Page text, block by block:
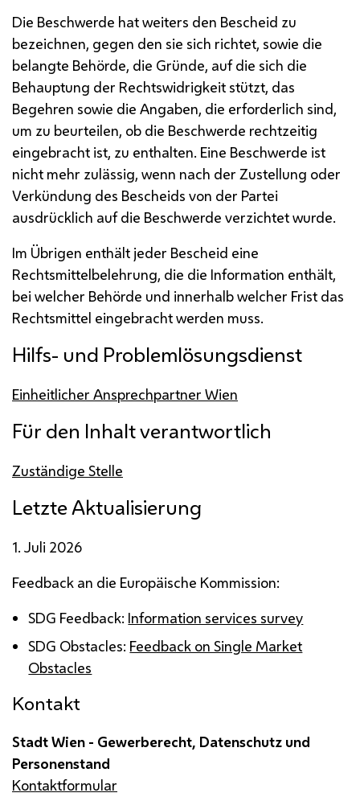
Die Beschwerde hat weiters den Bescheid zu
bezeichnen, gegen den sie sich richtet, sowie die
belangte Behörde, die Gründe, auf die sich die
Behauptung der Rechtswidrigkeit stützt, das
Begehren sowie die Angaben, die erforderlich sind,
um zu beurteilen, ob die Beschwerde rechtzeitig
eingebracht ist, zu enthalten. Eine Beschwerde ist
nicht mehr zulässig, wenn nach der Zustellung oder
Verkündung des Bescheids von der Partei
ausdrücklich auf die Beschwerde verzichtet wurde.
Im Übrigen enthält jeder Bescheid eine
Rechtsmittelbelehrung, die die Information enthält,
bei welcher Behörde und innerhalb welcher Frist das
Rechtsmittel eingebracht werden muss.
Hilfs- und Problemlösungsdienst
Einheitlicher Ansprechpartner Wien
Für den Inhalt verantwortlich
Zuständige Stelle
Letzte Aktualisierung
1. Juli 2026
Feedback an die Europäische Kommission:
SDG Feedback: Information services survey
SDG Obstacles: Feedback on Single Market
Obstacles
Kontakt
Stadt Wien - Gewerberecht, Datenschutz und
Personenstand
Kontaktformular